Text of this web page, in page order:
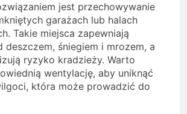
jest przechowywanie
garażach lub halach
Takie miejsca zapewniają
deszczem, śniegiem i mrozem, a
ryzyko kradzieży. Warto
wentylację, aby uniknąć
która może prowadzić do